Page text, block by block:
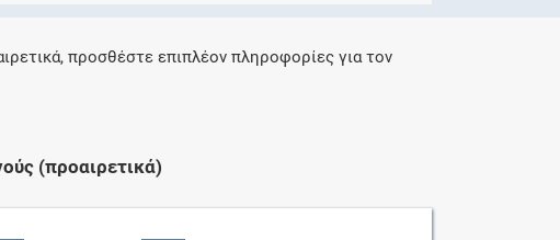
προσθέστε επιπλέον πληροφορίες για τον
(προαιρετικά)